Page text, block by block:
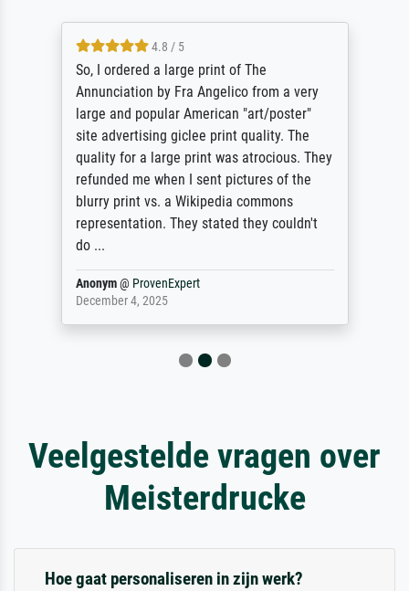
4.8 / 5
So, I ordered a large print of The
Annunciation by Fra Angelico from a very
large and popular American "art/poster"
site advertising giclee print quality. The
quality for a large print was atrocious. They
refunded me when I sent pictures of the
blurry print vs. a Wikipedia commons
representation. They stated they couldn't
do ...
Anonym@ ProvenExpert
December 4, 2025
Veelgestelde vragen over
Meisterdrucke
Hoe gaat personaliseren in zijn werk?